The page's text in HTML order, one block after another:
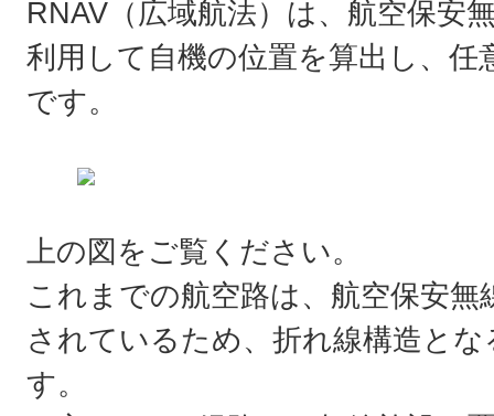
RNAV（広域航法）は、航空保安
利用して自機の位置を算出し、任
です。
上の図をご覧ください。
これまでの航空路は、航空保安
されているため、折れ線構造と
す。